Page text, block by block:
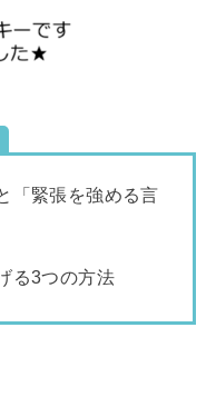
「緊張を強める言
る3つの方法